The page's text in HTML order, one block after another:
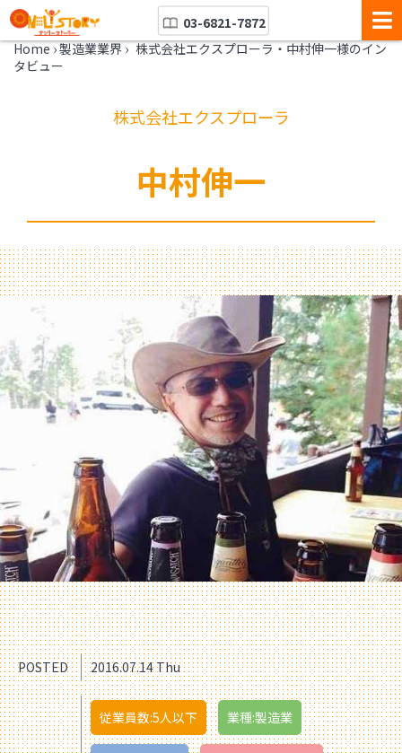
03-6821-7872
Home ›製造業業界 › 株式会社エクスプローラ・中村伸一様のイン
タビュー
株式会社エクスプローラ
中村伸一
POSTED 2016.07.14 Thu
従業員数:5人以下 業種:製造業